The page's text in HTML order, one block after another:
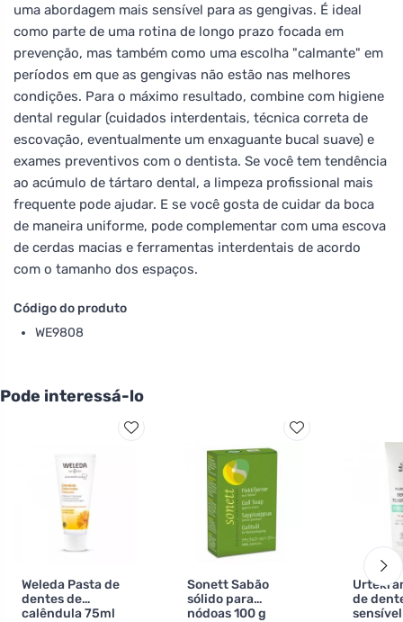
uma abordagem mais sensível para as gengivas. É ideal
como parte de uma rotina de longo prazo focada em
prevenção, mas também como uma escolha "calmante" em
períodos em que as gengivas não estão nas melhores
condições. Para o máximo resultado, combine com higiene
dental regular (cuidados interdentais, técnica correta de
escovação, eventualmente um enxaguante bucal suave) e
exames preventivos com o dentista. Se você tem tendência
ao acúmulo de tártaro dental, a limpeza profissional mais
frequente pode ajudar. E se você gosta de cuidar da boca
de maneira uniforme, pode complementar com uma escova
de cerdas macias e ferramentas interdentais de acordo
com o tamanho dos espaços.
Código do produto
WE9808
Pode interessá-lo
Weleda Pasta de
dentes de
calêndula 75ml
Sonett Sabão
sólido para
nódoas 100 g
de